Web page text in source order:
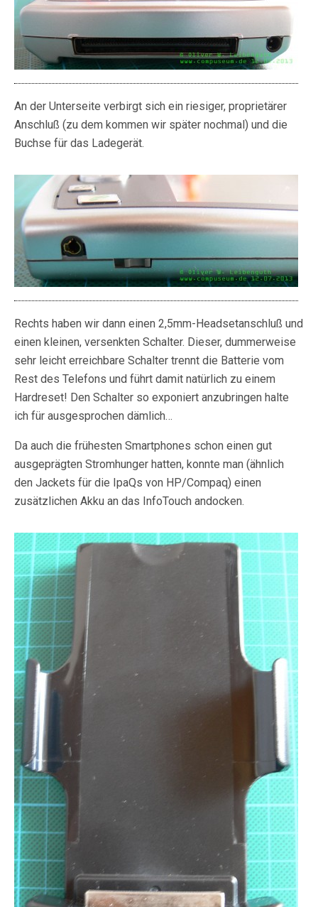
An der Unterseite verbirgt sich ein riesiger, proprietärer
Anschluß (zu dem kommen wir später nochmal) und die
Buchse für das Ladegerät.
Rechts haben wir dann einen 2,5mm-Headsetanschluß und
einen kleinen, versenkten Schalter. Dieser, dummerweise
sehr leicht erreichbare Schalter trennt die Batterie vom
Rest des Telefons und führt damit natürlich zu einem
Hardreset! Den Schalter so exponiert anzubringen halte
ich für ausgesprochen dämlich…
Da auch die frühesten Smartphones schon einen gut
ausgeprägten Stromhunger hatten, konnte man (ähnlich
den Jackets für die IpaQs von HP/Compaq) einen
zusätzlichen Akku an das InfoTouch andocken.